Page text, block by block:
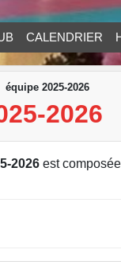
CALENDRIER
équipe 2025-2026
2026
2026 est